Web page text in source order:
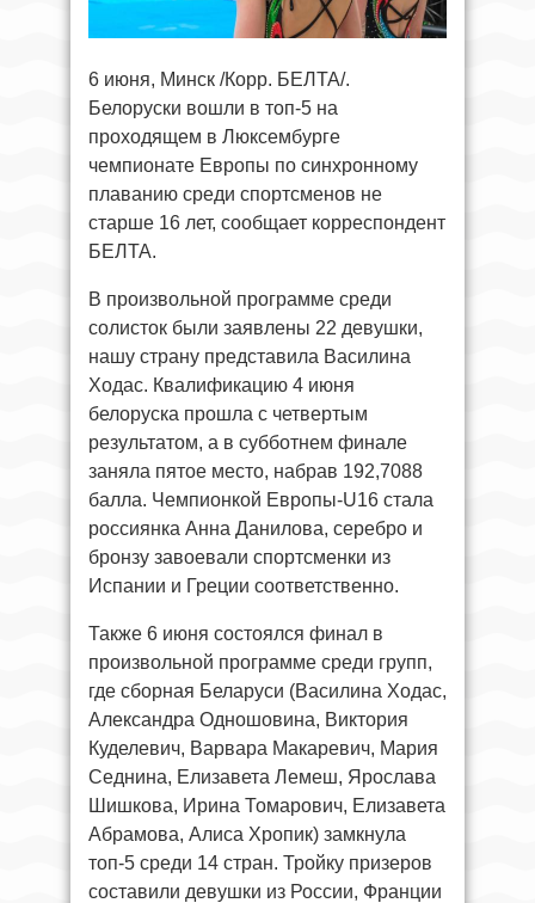
6 июня, Минск /Корр. БЕЛТА/.
Белоруски вошли в топ-5 на
проходящем в Люксембурге
чемпионате Европы по синхронному
плаванию среди спортсменов не
старше 16 лет, сообщает корреспондент
БЕЛТА.
В произвольной программе среди
солисток были заявлены 22 девушки,
нашу страну представила Василина
Ходас. Квалификацию 4 июня
белоруска прошла с четвертым
результатом, а в субботнем финале
заняла пятое место, набрав 192,7088
балла. Чемпионкой Европы-U16 стала
россиянка Анна Данилова, серебро и
бронзу завоевали спортсменки из
Испании и Греции соответственно.
Также 6 июня состоялся финал в
произвольной программе среди групп,
где сборная Беларуси (Василина Ходас,
Александра Одношовина, Виктория
Куделевич, Варвара Макаревич, Мария
Седнина, Елизавета Лемеш, Ярослава
Шишкова, Ирина Томарович, Елизавета
Абрамова, Алиса Хропик) замкнула
топ-5 среди 14 стран. Тройку призеров
составили девушки из России, Франции